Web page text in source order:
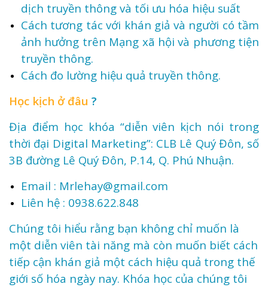
dịch truyền thông và tối ưu hóa hiệu suất
Cách tương tác với khán giả và người có tầm
ảnh hưởng trên Mạng xã hội và phương tiện
truyền thông.
Cách đo lường hiệu quả truyền thông.
Học kịch ở đâu ?
Địa điểm học khóa “diễn viên kịch nói trong
thời đại Digital Marketing”: CLB Lê Quý Đôn, số
3B đường Lê Quý Đôn, P.14, Q. Phú Nhuận.
Email : Mrlehay@gmail.com
Liên hệ : 0938.622.848
Chúng tôi hiểu rằng bạn không chỉ muốn là
một diễn viên tài năng mà còn muốn biết cách
tiếp cận khán giả một cách hiệu quả trong thế
giới số hóa ngày nay. Khóa học của chúng tôi